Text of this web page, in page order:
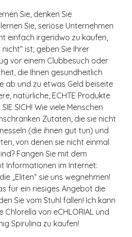
Sie, denken Sie
Sie, seriöse Unternehmen
einfach irgendwo zu kaufen,
ist; geben Sie Ihrer
vor einem Clubbesuch oder
die Ihnen gesundheitlich
ab und zu etwas Geld beiseite
natürliche, ECHTE Produkte
SICH! Wie viele Menschen
Zutaten, die sie nicht
(die ihnen gut tun) und
von denen sie nicht einmal
Fangen Sie mit dem
Informationen im Internet:
„Eliten“ sie uns wegnehmen!
für ein riesiges Angebot die
Sie vom Stuhl fallen! Ich kann
von eCHLORIAL und
Spirulina zu kaufen!